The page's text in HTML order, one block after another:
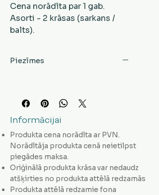
Cena norādīta par 1 gab.
Asorti - 2 krāsas (sarkans /
balts).
pasūtījumu.
Piezīmes
Informācijai
Produkta cena norādīta ar PVN.
Norādītāja produkta cenā neietilpst
piegādes maksa.
Oriģinālā produkta krāsa var nedaudz
atšķirties no produkta attēlā redzamās
Produkta attēlā redzamie fona